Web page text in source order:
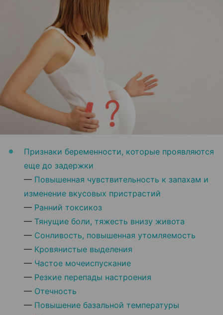
Признаки беременности, которые проявляются
еще до задержки
— Повышенная чувствительность к запахам и
изменение вкусовых пристрастий
— Ранний токсикоз
— Тянущие боли, тяжесть внизу живота
— Сонливость, повышенная утомляемость
— Кровянистые выделения
— Частое мочеиспускание
— Резкие перепады настроения
— Отечность
— Повышение базальной температуры